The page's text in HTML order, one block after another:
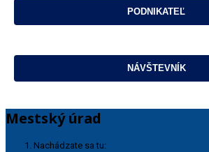
Mestský úrad
Nachádzate sa tu: